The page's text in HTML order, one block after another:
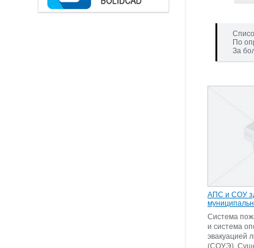
По
За
АПС и СОУ
Система
и система
эвакуацией
(СОУЭ).